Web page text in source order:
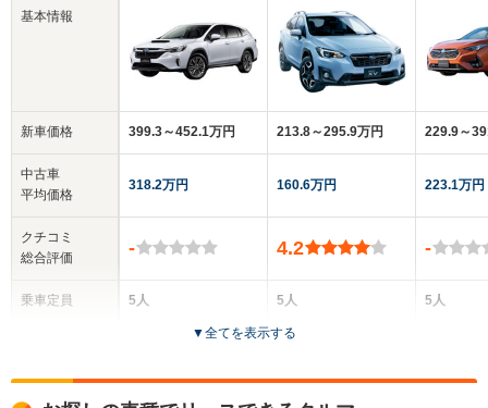
基本情報
新車価格
中古車
平均価格
クチコミ
総合評価
乗車定員
399.3～452.1万円
318.2万円
-
5人
全高
213.8～295.9万円
160.6万円
4.2
5人
5ドア
全高
229.9～
223.1万円
-
5人
▼全てを表示する